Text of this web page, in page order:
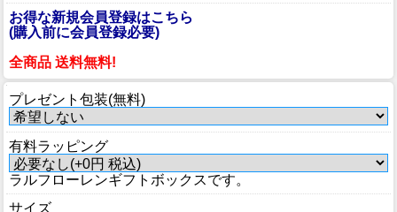
お得な新規会員登録はこちら
(購入前に会員登録必要)
全商品 送料無料!
プレゼント包装(無料)
有料ラッピング
ラルフローレンギフトボックスです。
サイズ